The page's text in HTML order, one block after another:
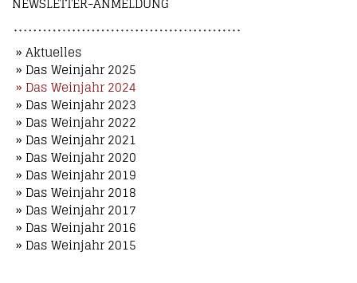
» Aktuelles
» Das Weinjahr 2025
» Das Weinjahr 2024
» Das Weinjahr 2023
» Das Weinjahr 2022
» Das Weinjahr 2021
» Das Weinjahr 2020
» Das Weinjahr 2019
» Das Weinjahr 2018
» Das Weinjahr 2017
» Das Weinjahr 2016
» Das Weinjahr 2015